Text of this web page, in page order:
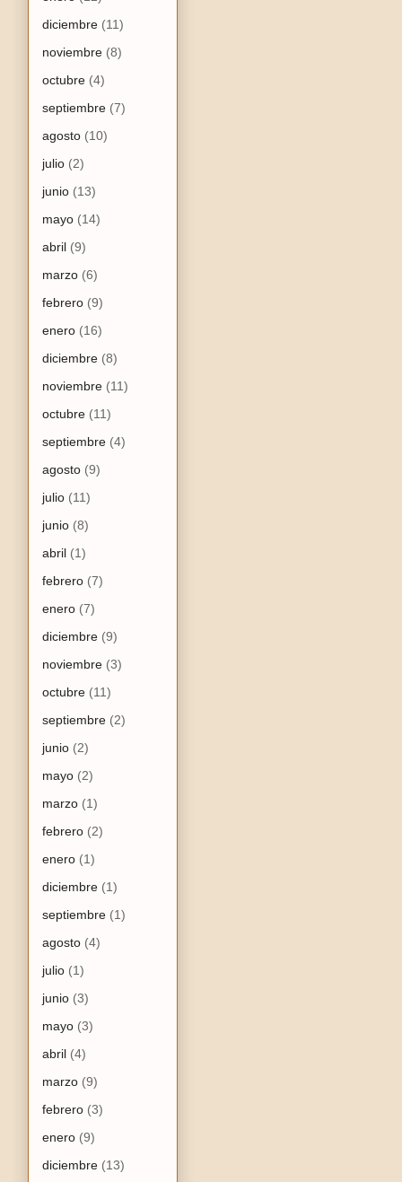
diciembre (11)
noviembre (8)
octubre (4)
septiembre (7)
agosto (10)
julio (2)
junio (13)
mayo (14)
abril (9)
marzo (6)
febrero (9)
enero (16)
diciembre (8)
noviembre (11)
octubre (11)
septiembre (4)
agosto (9)
julio (11)
junio (8)
abril (1)
febrero (7)
enero (7)
diciembre (9)
noviembre (3)
octubre (11)
septiembre (2)
junio (2)
mayo (2)
marzo (1)
febrero (2)
enero (1)
diciembre (1)
septiembre (1)
agosto (4)
julio (1)
junio (3)
mayo (3)
abril (4)
marzo (9)
febrero (3)
enero (9)
diciembre (13)